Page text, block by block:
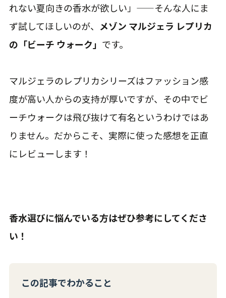
れない夏向きの香水が欲しい」——そんな人にま
ず試してほしいのが、 メゾン マルジェラ レプリカ
の「ビーチ ウォーク」 です。
マルジェラのレプリカシリーズはファッション感
度が高い人からの支持が厚いですが、その中でビ
ーチウォークは飛び抜けて有名というわけではあ
りません。だからこそ、実際に使った感想を正直
にレビューします！
香水選びに悩んでいる方はぜひ参考にしてくださ
い！
この記事でわかること